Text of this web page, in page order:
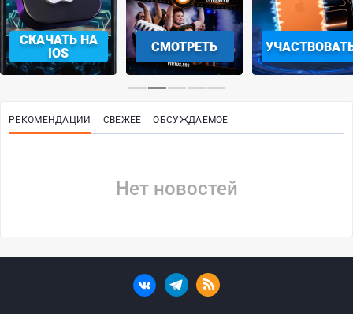
СКАЧАТЬ НА
IOS
СМОТРЕТЬ
РЕКОМЕНДАЦИИ СВЕЖЕЕ ОБСУЖДАЕМОЕ
Нет новостей